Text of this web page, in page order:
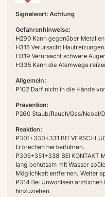
Signalwort: Achtung
Gefahrenhinweise:
H290 Kann gegenüber
H315 Verursacht Hautreizungen.
H319 Verursacht schwere
H335 Kann die Atemwege
Allgemein:
P102 Darf nicht in die Hände
Prävention:
P260 Staub/Rauch/Gas/Nebel/
Reaktion:
P301+330+331 BEI
Erbrechen herbeiführen.
P305+351+338 BEI KONTAKT
lang behutsam mit Wasser
Möglichkeit entfernen. Weiter
P314 Bei Unwohlsein
hinzuziehen.